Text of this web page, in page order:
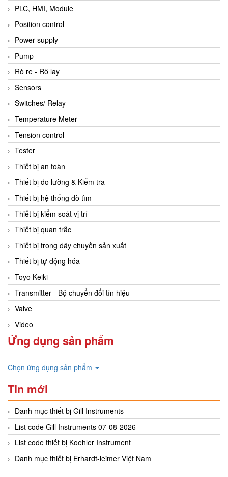
PLC, HMI, Module
Position control
Power supply
Pump
Rò re - Rờ lay
Sensors
Switches/ Relay
Temperature Meter
Tension control
Tester
Thiết bị an toàn
Thiết bị đo lường & Kiểm tra
Thiết bị hệ thống dò tìm
Thiết bị kiểm soát vị trí
Thiết bị quan trắc
Thiết bị trong dây chuyền sản xuất
Thiết bị tự động hóa
Toyo Keiki
Transmitter - Bộ chuyển đổi tín hiệu
Valve
Video
Ứng dụng sản phẩm
Chọn ứng dụng sản phẩm
Tin mới
Danh mục thiết bị Gill Instruments
List code Gill Instruments 07-08-2026
List code thiết bị Koehler Instrument
Danh mục thiết bị Erhardt-leimer Việt Nam